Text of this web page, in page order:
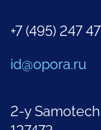
+7 (495) 247
id@opora.ru
2-y